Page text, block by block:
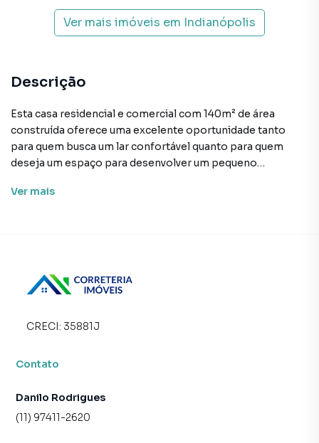
Ver mais imóveis em Indianópolis
Descrição
Esta casa residencial e comercial com 140m² de área
construída oferece uma excelente oportunidade tanto
para quem busca um lar confortável quanto para quem
deseja um espaço para desenvolver um pequeno
banheiro uma sala ampla e uma cozinha espaçosa ideal
parte frontal a casa conta com uma sala generosa e um
lavabo que pode ser facilmente adaptada para um
facilitado. A residência ainda dispõe de uma vaga de
estacionamento pode ser um desafio. Localizada em
São Paulo a casa está em uma região de alta valorização
Moema é conhecida por seu comércio diversificado áreas
Ver mais
CRECI: 35881J
Contato
Danilo Rodrigues
(11) 97411-2620